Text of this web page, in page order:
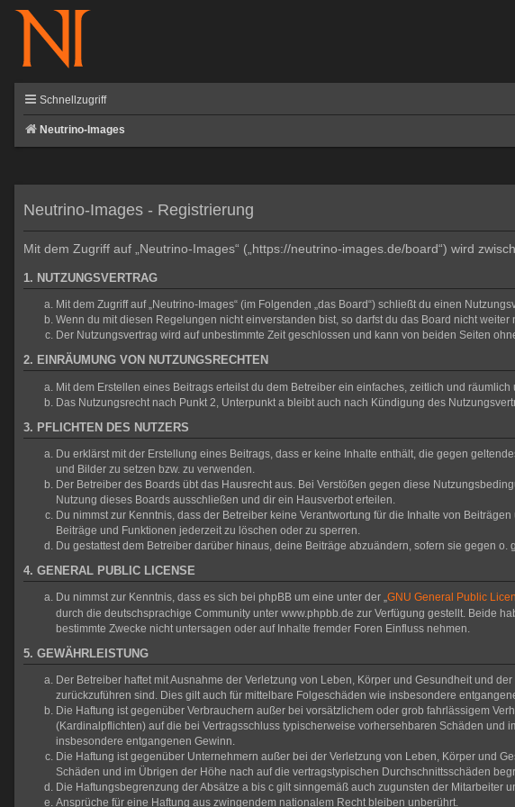
Schnellzugriff
Neutrino-Images
Neutrino-Images - Registrierung
Mit dem Zugriff auf „Neutrino-Images“ („https://neutrino-images.de/board“) wird
1. NUTZUNGSVERTRAG
Mit dem Zugriff auf „Neutrino-Images“ (im Folgenden „das Board“) schließt du einen
Wenn du mit diesen Regelungen nicht einverstanden bist, so darfst du das Board nicht
Der Nutzungsvertrag wird auf unbestimmte Zeit geschlossen und kann von beiden Seiten
2. EINRÄUMUNG VON NUTZUNGSRECHTEN
Mit dem Erstellen eines Beitrags erteilst du dem Betreiber ein einfaches, zeitlich und
Das Nutzungsrecht nach Punkt 2, Unterpunkt a bleibt auch nach Kündigung des
3. PFLICHTEN DES NUTZERS
Du erklärst mit der Erstellung eines Beitrags, dass er keine Inhalte enthält, die gegen
und Bilder zu setzen bzw. zu verwenden.
Der Betreiber des Boards übt das Hausrecht aus. Bei Verstößen gegen diese
Nutzung dieses Boards ausschließen und dir ein Hausverbot erteilen.
Du nimmst zur Kenntnis, dass der Betreiber keine Verantwortung für die Inhalte von
Beiträge und Funktionen jederzeit zu löschen oder zu sperren.
Du gestattest dem Betreiber darüber hinaus, deine Beiträge abzuändern, sofern sie gegen
4. GENERAL PUBLIC LICENSE
Du nimmst zur Kenntnis, dass es sich bei phpBB um eine unter der „GNU General Public
durch die deutschsprachige Community unter www.phpbb.de zur Verfügung gestellt. Beide
bestimmte Zwecke nicht untersagen oder auf Inhalte fremder Foren Einfluss nehmen.
5. GEWÄHRLEISTUNG
Der Betreiber haftet mit Ausnahme der Verletzung von Leben, Körper und Gesundheit und
zurückzuführen sind. Dies gilt auch für mittelbare Folgeschäden wie insbesondere
Die Haftung ist gegenüber Verbrauchern außer bei vorsätzlichem oder grob fahrlässigem
(Kardinalpflichten) auf die bei Vertragsschluss typischerweise vorhersehbaren Schäden
insbesondere entgangenen Gewinn.
Die Haftung ist gegenüber Unternehmern außer bei der Verletzung von Leben, Körper und
Schäden und im Übrigen der Höhe nach auf die vertragstypischen Durchschnittsschäden
Die Haftungsbegrenzung der Absätze a bis c gilt sinngemäß auch zugunsten der Mitarbeiter
Ansprüche für eine Haftung aus zwingendem nationalem Recht bleiben unberührt.